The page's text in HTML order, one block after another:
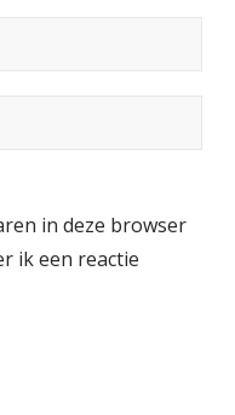
in deze browser
ik een reactie